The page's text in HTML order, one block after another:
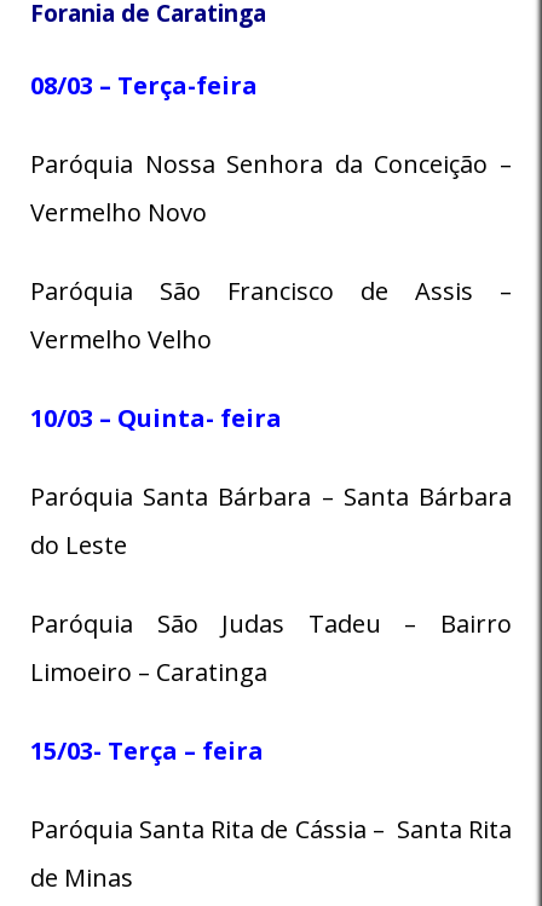
Forania de Caratinga
08/03 – Terça-feira
Paróquia Nossa Senhora da Conceição –
Vermelho Novo
Paróquia São Francisco de Assis –
Vermelho Velho
10/03 – Quinta- feira
Paróquia Santa Bárbara – Santa Bárbara
do Leste
Paróquia São Judas Tadeu – Bairro
Limoeiro – Caratinga
15/03- Terça – feira
Paróquia Santa Rita de Cássia – Santa Rita
de Minas